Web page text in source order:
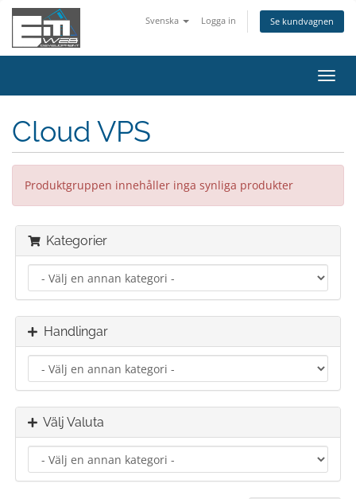
Svenska Logga in Se kundvagnen
Växla
Cloud VPS
Produktgruppen innehåller inga synliga produkter
Kategorier
Handlingar
Välj Valuta